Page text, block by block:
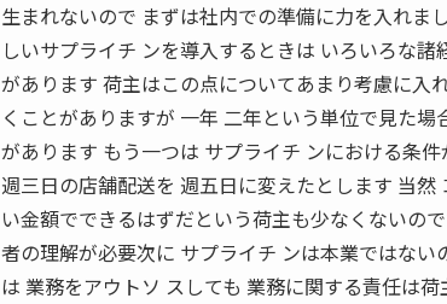
生まれないので まずは社内での準備に力を入れま
しいサプライチ ンを導入するときは いろいろな
があります 荷主はこの点についてあまり考慮に入
くことがありますが 一年 二年という単位で見た
があります もう一つは サプライチ ンにおける条
週三日の店舗配送を 週五日に変えたとします 当
い金額でできるはずだという荷主も少なくないの
者の理解が必要次に サプライチ ンは本業ではな
は 業務をアウトソ スしても 業務に関する責任は